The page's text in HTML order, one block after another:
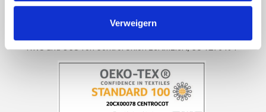
Verweigern
RWS und OCS von Control Union zertifiziert, CU 1276494